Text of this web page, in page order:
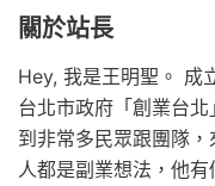
關於站長
Hey, 我是王明聖。 成
台北市政府「創業台
到非常多民眾跟團隊
人都是副業想法，他